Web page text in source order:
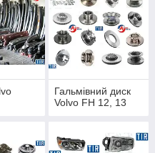
Гальмівний диск
Volvo FH 12, 13